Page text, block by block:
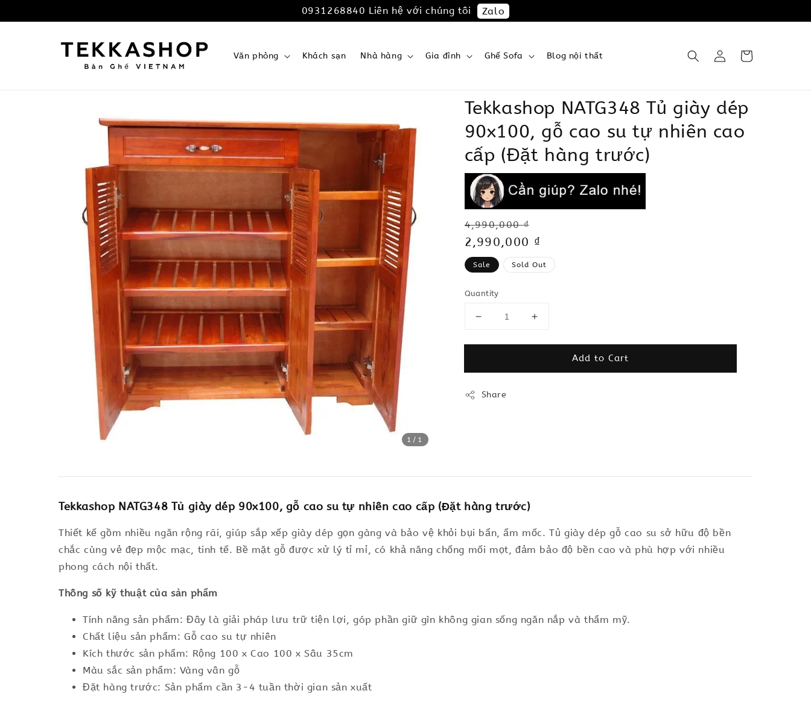
0931268840 Liên hệ với chúng tôi Zalo
Văn phòng Khách sạn Nhà hàng Gia đình Ghế Sofa Blog nội thất
1 /1
Tekkashop NATG348 Tủ giày dép
90x100, gỗ cao su tự nhiên cao
cấp (Đặt hàng trước)
Regular
price
4,990,000 ₫
Sale
price
2,990,000 ₫
Sale Sold Out
Quantity
Add to Cart
Share
Tekkashop NATG348 Tủ giày dép 90x100, gỗ cao su tự nhiên cao cấp (Đặt hàng trước)
Thiết kế gồm nhiều ngăn rộng rãi, giúp sắp xếp giày dép gọn gàng và bảo vệ khỏi bụi bẩn, ẩm mốc. Tủ giày dép gỗ cao su sở hữu độ bền
chắc cùng vẻ đẹp mộc mạc, tinh tế. Bề mặt gỗ được xử lý tỉ mỉ, có khả năng chống mối mọt, đảm bảo độ bền cao và phù hợp với nhiều
phong cách nội thất.
Thông số kỹ thuật của sản phẩm
Tính năng sản phẩm: Đây là giải pháp lưu trữ tiện lợi, góp phần giữ gìn không gian sống ngăn nắp và thẩm mỹ.
Chất liệu sản phẩm: Gỗ cao su tự nhiên
Kích thước sản phẩm: Rộng 100 x Cao 100 x Sâu 35cm
Màu sắc sản phẩm: Vàng vân gỗ
Đặt hàng trước: Sản phẩm cần 3-4 tuần thời gian sản xuất